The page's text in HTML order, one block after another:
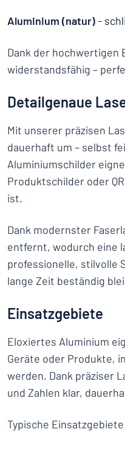
Aluminium (natur)-
Dank der hochwertigen
widerstandsfähig –
Detailgenaue
Mit unserer präzisen
dauerhaft um – selbst
Aluminiumschilder
Produktschilder oder
ist.
Dank modernster
entfernt, wodurch eine
professionelle, stilvolle
lange Zeit beständig
Einsatzgebiete
Eloxiertes Aluminium
Geräte oder Produkte,
werden. Dank präziser
und Zahlen klar,
Typische